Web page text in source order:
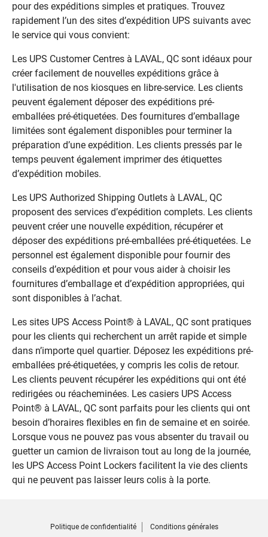
pour des expéditions simples et pratiques. Trouvez
rapidement l’un des sites d’expédition UPS suivants avec
le service qui vous convient:
Les UPS Customer Centres à LAVAL, QC sont idéaux pour
créer facilement de nouvelles expéditions grâce à
l'utilisation de nos kiosques en libre-service. Les clients
peuvent également déposer des expéditions pré-
emballées pré-étiquetées. Des fournitures d’emballage
limitées sont également disponibles pour terminer la
préparation d’une expédition. Les clients pressés par le
temps peuvent également imprimer des étiquettes
d’expédition mobiles.
Les UPS Authorized Shipping Outlets à LAVAL, QC
proposent des services d’expédition complets. Les clients
peuvent créer une nouvelle expédition, récupérer et
déposer des expéditions pré-emballées pré-étiquetées. Le
personnel est également disponible pour fournir des
conseils d’expédition et pour vous aider à choisir les
fournitures d’emballage et d’expédition appropriées, qui
sont disponibles à l’achat.
Les sites UPS Access Point® à LAVAL, QC sont pratiques
pour les clients qui recherchent un arrêt rapide et simple
dans n’importe quel quartier. Déposez les expéditions pré-
emballées pré-étiquetées, y compris les colis de retour.
Les clients peuvent récupérer les expéditions qui ont été
redirigées ou réacheminées. Les casiers UPS Access
Point® à LAVAL, QC sont parfaits pour les clients qui ont
besoin d’horaires flexibles en fin de semaine et en soirée.
Lorsque vous ne pouvez pas vous absenter du travail ou
guetter un camion de livraison tout au long de la journée,
les UPS Access Point Lockers facilitent la vie des clients
qui ne peuvent pas laisser leurs colis à la porte.
Politique de confidentialité Conditions générales